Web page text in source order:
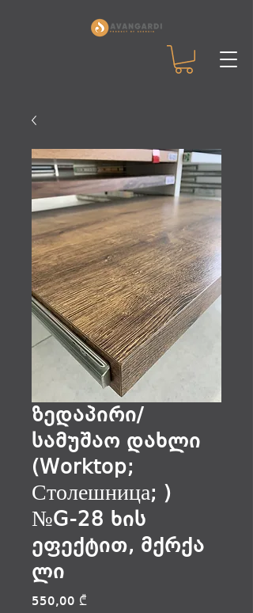
ზედაპირი/
სამუშაო დახლი
(Worktop;
Столешница; )
№G-28 ხის
ეფექტით, მქრქა
ლი
550,00 ₾